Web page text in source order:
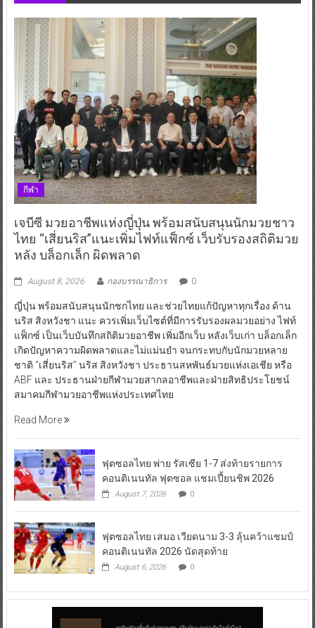
กีฬา
เจบีซี มวยอาชีพแห่งญี่ปุ่น พร้อมสนับสนุนนักมวยชาว
ไทย “เสี่ยนริส”แนะเพิ่มไฟท์แฟ็กซ์ เว็บรับรองสถิติมวย
หลัง บล็อกเล็ก ผิดพลาด
August 8, 2026 กองบรรณาธิการ 0
ญี่ปุ่น พร้อมสนับสนุนนักชกไทย และช่วยไทยแก้ปัญหาทุกเรื่อง ด้าน
นริส สิงหวังชา แนะ ควรเพิ่มเว็บไซต์ที่มีการรับรองผลมวยอย่าง ไฟท์
แฟ็กซ์ เป็นเว็บบันทึกสถิติมวยอาชีพ เพิ่มอีกเว็บ หลังเว็บเก่า บล็อกเล็ก
เกิดปัญหาความผิดพลาดและไม่แม่นยำ จนกระทบกับนักมวยหลาย
ชาติ “เสี่ยนริส” นริส สิงหวังชา ประธานสหพันธ์มวยแห่งเอเชีย หรือ
ABF และ ประธานฝ่ายกีฬามวยสากลอาชีพและฝ่ายสิทธิประโยชน์
สมาคมกีฬามวยอาชีพแห่งประเทศไทย
Read More
ฟุตซอลไทย พ่าย รัสเซีย 1-7 ส่งท้ายรายการ
คอนติเนนทัล ฟุตซอล แชมเปี้ยนชิพ 2026
August 7, 2026 0
ฟุตซอลไทย เสมอ เวียดนาม 3-3 ลุ้นคว้าแชมป์
คอนติเนนทัล 2026 นัดสุดท้าย
August 6, 2026 0